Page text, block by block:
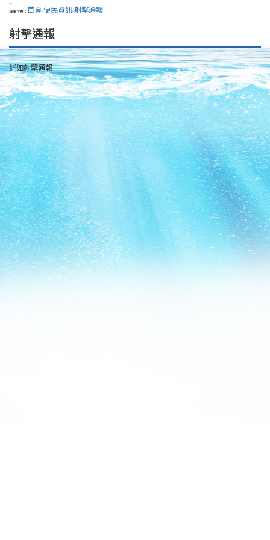
:::
現在位置： 首頁>便民資訊>射擊通報
射擊通報
詳如射擊通報